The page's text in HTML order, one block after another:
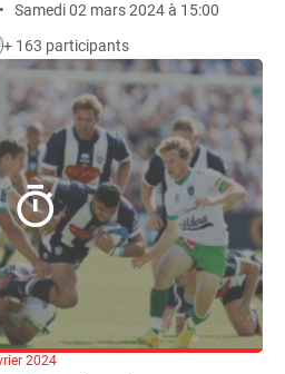
•
Samedi 02 mars 2024 à 15:00
+ 163 participants
2024